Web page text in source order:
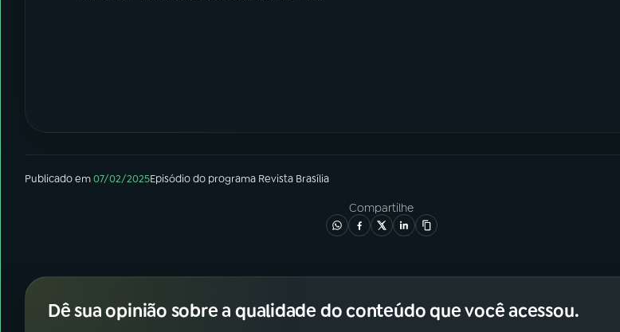
Publicado em07/02/2025Episódiodo programa Revista Brasília
Compartilhe
Dê sua opinião sobre a qualidade do conteúdo que você acessou.